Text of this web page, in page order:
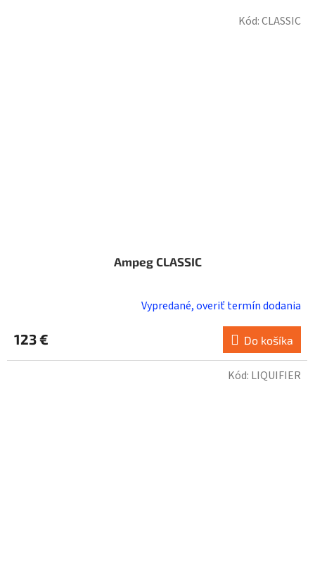
Ampeg CLASSIC
Vypredané, overiť termín dodania
123 € Do košíka
Kód:CLASSIC
Kód: LIQUIFIER